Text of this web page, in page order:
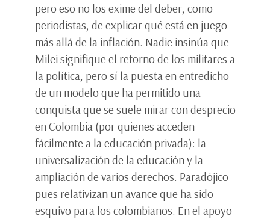
pero eso no los exime del deber, como
periodistas, de explicar qué está en juego
más allá de la inflación. Nadie insinúa que
Milei signifique el retorno de los militares a
la política, pero sí la puesta en entredicho
de un modelo que ha permitido una
conquista que se suele mirar con desprecio
en Colombia (por quienes acceden
fácilmente a la educación privada): la
universalización de la educación y la
ampliación de varios derechos. Paradójico
pues relativizan un avance que ha sido
esquivo para los colombianos. En el apoyo